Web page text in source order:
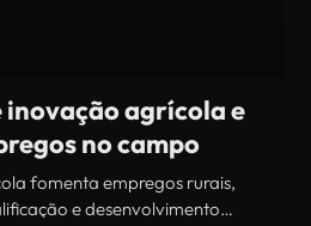
agrícola e
no campo
fomenta empregos rurais,
e desenvolvimento